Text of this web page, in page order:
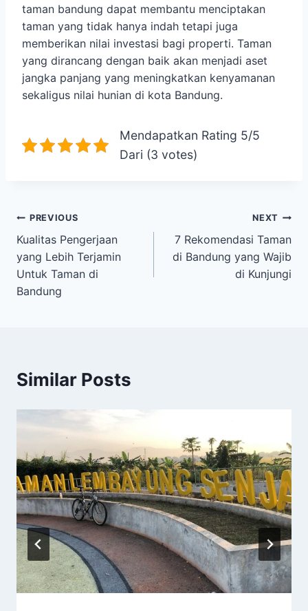
taman bandung dapat membantu menciptakan
taman yang tidak hanya indah tetapi juga
memberikan nilai investasi bagi properti. Taman
yang dirancang dengan baik akan menjadi aset
jangka panjang yang meningkatkan kenyamanan
sekaligus nilai hunian di kota Bandung.
Mendapatkan Rating 5/5
Dari (3 votes)
Post
navigation
PREVIOUS
Kualitas Pengerjaan
yang Lebih Terjamin
Untuk Taman di
Bandung
NEXT
7 Rekomendasi Taman
di Bandung yang Wajib
di Kunjungi
Similar Posts